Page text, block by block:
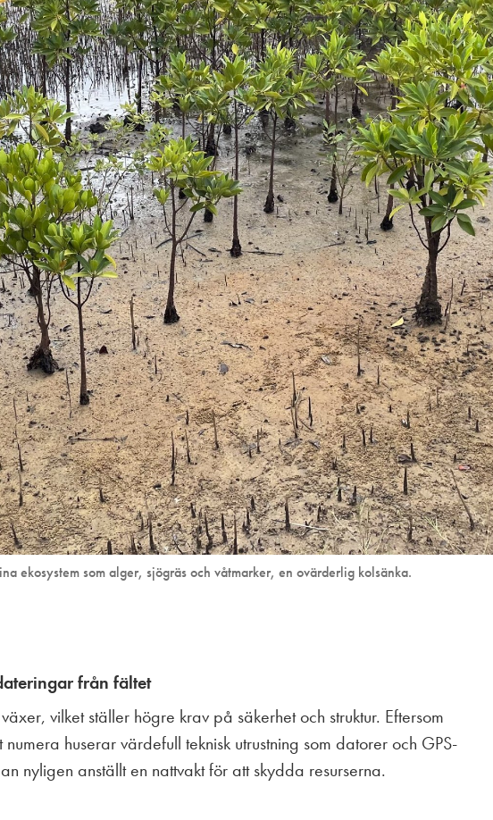
ekosystem som alger, sjögräs och våtmarker, en ovärderlig kolsänka.
från fältet
vilket ställer högre krav på säkerhet och struktur. Eftersom
numera huserar värdefull teknisk utrustning som datorer och GPS-
nyligen anställt en nattvakt för att skydda resurserna.